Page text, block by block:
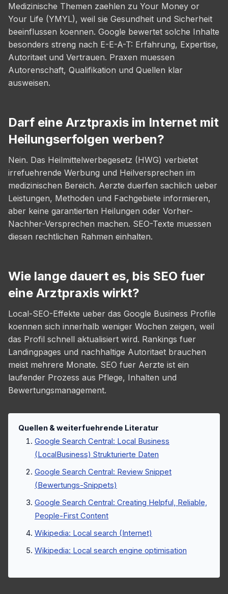
Medizinische Themen zaehlen zu Your Money or
Your Life (YMYL), weil sie Gesundheit und Sicherheit
beeinflussen koennen. Google bewertet solche Inhalte
besonders streng nach E-E-A-T: Erfahrung, Expertise,
Autoritaet und Vertrauen. Praxen muessen
Autorenschaft, Qualifikation und Quellen klar
ausweisen.
Darf eine Arztpraxis im Internet mit
Heilungserfolgen werben?
Nein. Das Heilmittelwerbegesetz (HWG) verbietet
irrefuehrende Werbung und Heilversprechen im
medizinischen Bereich. Aerzte duerfen sachlich ueber
Leistungen, Methoden und Fachgebiete informieren,
aber keine garantierten Heilungen oder Vorher-
Nachher-Versprechen machen. SEO-Texte muessen
diesen rechtlichen Rahmen einhalten.
Wie lange dauert es, bis SEO fuer
eine Arztpraxis wirkt?
Local-SEO-Effekte ueber das Google Business Profile
koennen sich innerhalb weniger Wochen zeigen, weil
das Profil schnell aktualisiert wird. Rankings fuer
Landingpages und nachhaltige Autoritaet brauchen
meist mehrere Monate. SEO fuer Aerzte ist ein
laufender Prozess aus Pflege, Inhalten und
Bewertungsmanagement.
Quellen & weiterfuehrende Literatur
Google Search Central: Local Business
(LocalBusiness) Strukturierte Daten
Google Search Central: Review Snippet
(Bewertungs-Snippets)
Google Search Central: Creating Helpful, Reliable,
People-First Content
Wikipedia: Local search (Internet)
Wikipedia: Local search engine optimisation